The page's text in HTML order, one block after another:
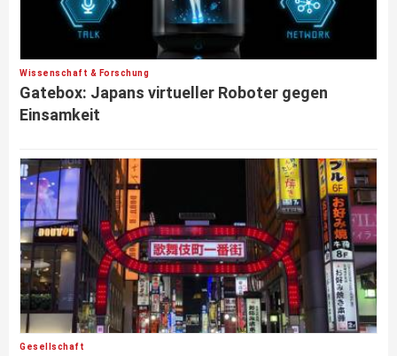
Wissenschaft & Forschung
Gatebox: Japans virtueller Roboter gegen
Einsamkeit
Gesellschaft